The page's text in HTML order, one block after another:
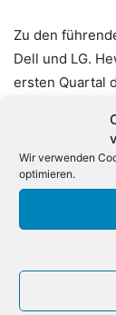
Wir verwenden
optimieren.
Zu den
Dell und LG.
ersten Quartal
Anbieters
bei rund 200